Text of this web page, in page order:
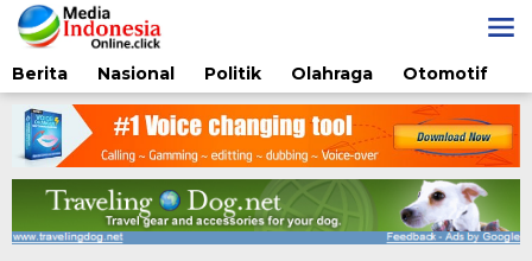
Lewati
ke
konten
Berita
Nasional Politik Olahraga Otomotif